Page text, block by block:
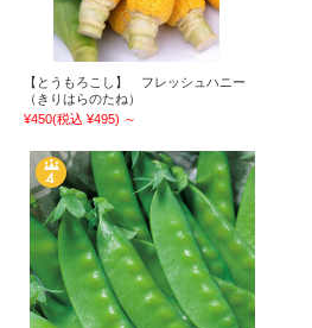
【とうもろこし】 フレッシュハニー
（きりはらのたね）
¥450(税込 ¥495) ～